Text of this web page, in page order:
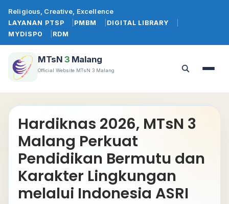
konten
Religious, Creative, Excellence
LAYANAN PTSP PMBM
DIGITAL LIBRARY
MYDISPO
RDM
MTsN 3 Malang
Official Website MTsN 3 Malang
Buka
Buka
Hardiknas 2026, MTsN 3
Malang Perkuat
Pendidikan Bermutu dan
Karakter Lingkungan
melalui Indonesia ASRI